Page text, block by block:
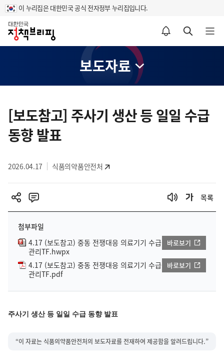
이 누리집은 대한민국 공식 전자정부 누리집입니다.
홈
알림설정 바로가기 검색 바로가기 메뉴 열기
보도자료
텐
츠
영
[보도참고] 주사기 생산 등 일일 수급
동향 발표
2026.04.17 식품의약품안전처
목록
첨부파일
4.17 (보도참고) 중동 전쟁대응 의료기기 수급
관리TF.hwpx
바로보기
4.17 (보도참고) 중동 전쟁대응 의료기기 수급
관리TF.pdf
바로보기
주사기 생산 등 일일 수급 동향 발표
“이 자료는 식품의약품안전처의 보도자료를 전재하여 제공함을 알려드립니다.”